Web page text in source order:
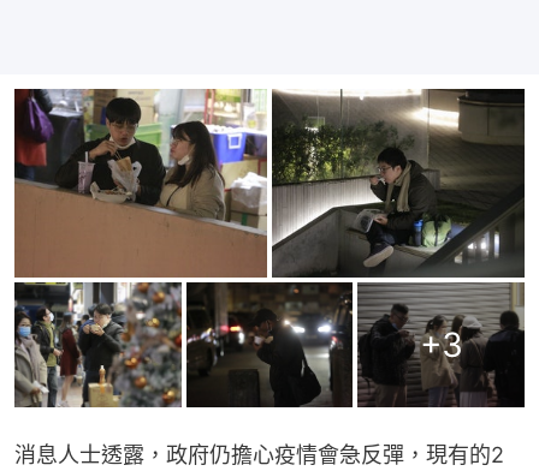
+3
消息人士透露，政府仍擔心疫情會急反彈，現有的2